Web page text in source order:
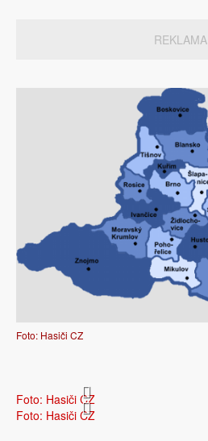
REKLAMA
Foto: Hasiči CZ
Foto: Hasiči CZ
Foto: Hasiči CZ